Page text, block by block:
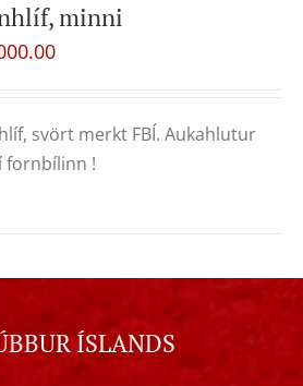
minni
svört merkt FBÍ. Aukahlutur
fornbílinn !
ÍSLANDS